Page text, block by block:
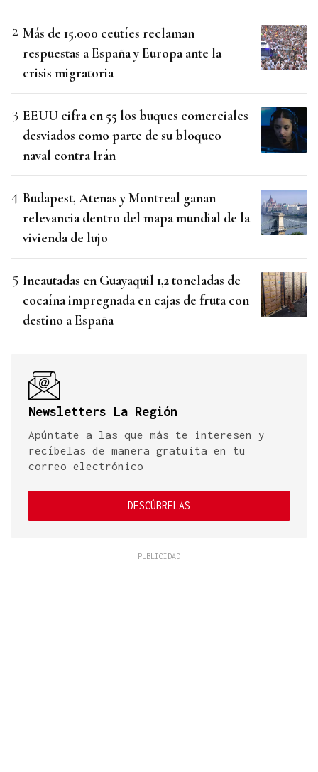
Más de 15.000 ceutíes reclaman
respuestas a España y Europa ante la
crisis migratoria
EEUU cifra en 55 los buques comerciales
desviados como parte de su bloqueo
naval contra Irán
Budapest, Atenas y Montreal ganan
relevancia dentro del mapa mundial de la
vivienda de lujo
Incautadas en Guayaquil 1,2 toneladas de
cocaína impregnada en cajas de fruta con
destino a España
Newsletters La Región
Apúntate a las que más te interesen y
recíbelas de manera gratuita en tu
correo electrónico
DESCÚBRELAS